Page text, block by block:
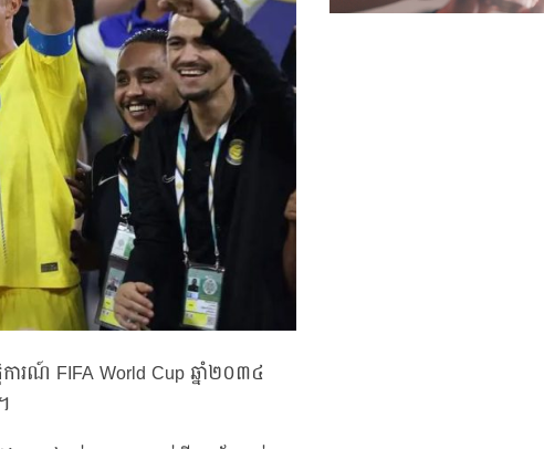
ការណ៍ FIFA World Cup ឆ្នាំ២០៣៤